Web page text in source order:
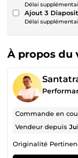
Délai
Ajout 3
Délai
À propos du
Commande en
Vendeur depuis
Originalité